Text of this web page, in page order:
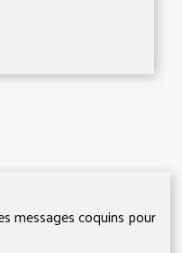
messages coquins pour